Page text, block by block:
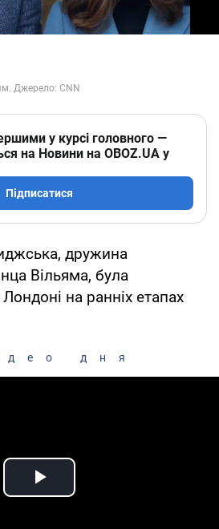
у курсі головного —
на Новини на OBOZ.UA у
Підписатися
дружина
Вільяма, була
Лондоні на ранніх етапах
дня
Play Video